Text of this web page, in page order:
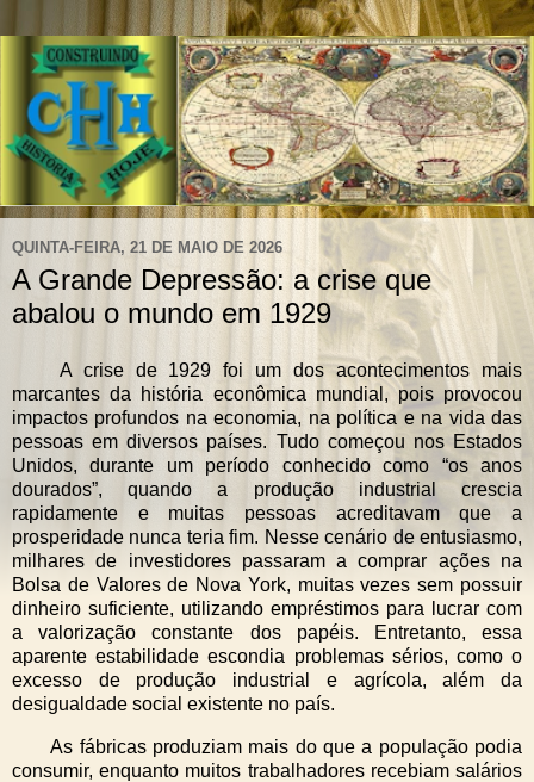
QUINTA-FEIRA, 21 DE MAIO DE 2026
A Grande Depressão: a crise que
abalou o mundo em 1929
A crise de 1929 foi um dos acontecimentos mais
marcantes da história econômica mundial, pois provocou
impactos profundos na economia, na política e na vida das
pessoas em diversos países. Tudo começou nos Estados
Unidos, durante um período conhecido como “os anos
dourados”, quando a produção industrial crescia
rapidamente e muitas pessoas acreditavam que a
prosperidade nunca teria fim. Nesse cenário de entusiasmo,
milhares de investidores passaram a comprar ações na
Bolsa de Valores de Nova York, muitas vezes sem possuir
dinheiro suficiente, utilizando empréstimos para lucrar com
a valorização constante dos papéis. Entretanto, essa
aparente estabilidade escondia problemas sérios, como o
excesso de produção industrial e agrícola, além da
desigualdade social existente no país.
As fábricas produziam mais do que a população podia
consumir, enquanto muitos trabalhadores recebiam salários